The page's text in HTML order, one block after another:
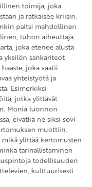
toimija, joka
ja ratkaisee kriisin.
paitsi mahdollinen
tuhon aiheuttaja.
joka etenee alusta
yksilön sankariteot
joka vaatii
yhteistyötä ja
Esimerkiksi
jotka ylittävät
Monia luonnon
eivätkä ne siksi sovi
muottiin.
ylittää kertomusten
tarinallistaminen
todellisuuden
kulttuurisesti